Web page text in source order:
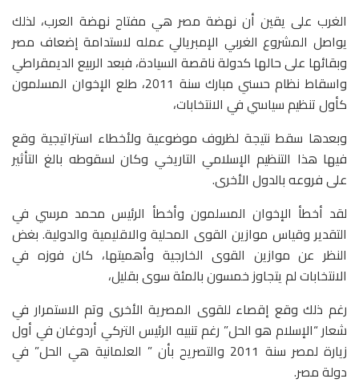
الغرب على يقين أن نهضة مصر هي مفتاح نهضة العرب، لذلك
يواصل المشروع الغربي الإمبريالي عمله لاستدامة إضعاف مصر
وبقائها على حالها كدولة ناقصة السيادة، فبعد الربيع الديمقراطي
واسقاط نظام حسني مبارك سنة 2011، طلع الإخوان المسلمون
كأول تنظيم سياسي في الانتخابات،
وبعدها سقط نتيجة لظروف موضوعية ولأخطاء استراتيجية وقع
فيها هذا التنظيم الإسلامي التاريخي وكان لسقوطه بالغ التأثير
على فروعه بالدول الأخرى.
لقد أخطأ الإخوان المسلمون وأخطأ الرئيس محمد مرسي في
التقدير وقياس موازين القوى المحلية والاقليمية والدولية. بغض
النظر عن موازين القوى الخارجية وأهميتها، كان فوزه في
الانتخابات لم يتجاوز خمسون بالمئة سوى بقليل،
رغم ذلك وقع إقصاء للقوى المصرية الأخرى وتم الاستمرار في
شعار “الإسلام هو الحل” رغم تنبيه الرئيس التركي أردوغان في أول
زيارة لمصر سنة 2011 والتصريح بأن ” العلمانية هي الحل” في
دولة مصر.